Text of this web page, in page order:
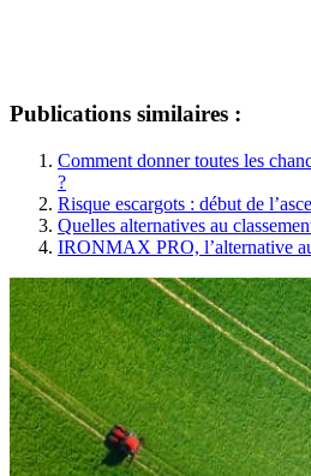
Publications similaires :
Comment donner toutes les
?
Risque escargots : début de
Quelles alternatives au
IRONMAX PRO, l’alternative